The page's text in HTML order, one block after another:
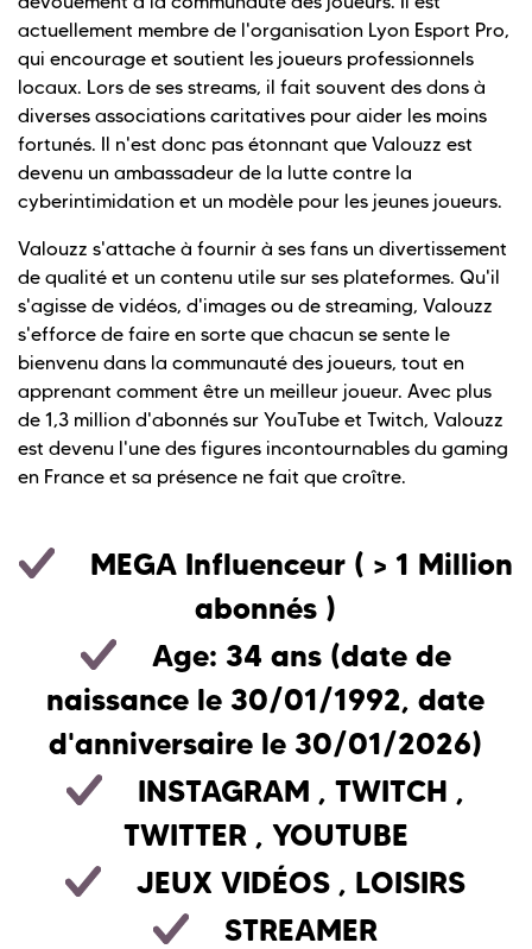
actuellement membre de l'organisation Lyon Esport Pro,
qui encourage et soutient les joueurs professionnels
locaux. Lors de ses streams, il fait souvent des dons à
diverses associations caritatives pour aider les moins
fortunés. Il n'est donc pas étonnant que Valouzz est
devenu un ambassadeur de la lutte contre la
cyberintimidation et un modèle pour les jeunes joueurs.
Valouzz s'attache à fournir à ses fans un divertissement
de qualité et un contenu utile sur ses plateformes. Qu'il
s'agisse de vidéos, d'images ou de streaming, Valouzz
s'efforce de faire en sorte que chacun se sente le
bienvenu dans la communauté des joueurs, tout en
apprenant comment être un meilleur joueur. Avec plus
de 1,3 million d'abonnés sur YouTube et Twitch, Valouzz
est devenu l'une des figures incontournables du gaming
en France et sa présence ne fait que croître.
MEGA Influenceur( > 1 Million
abonnés )
Age: 34 ans (date de
naissance le 30/01/1992, date
d'anniversaire le 30/01/2026)
INSTAGRAM , TWITCH ,
TWITTER, YOUTUBE
JEUX VIDÉOS , LOISIRS
STREAMER